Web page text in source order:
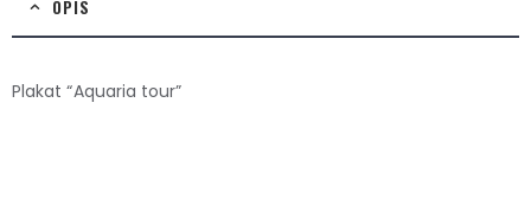
OPIS
Plakat “Aquaria tour”